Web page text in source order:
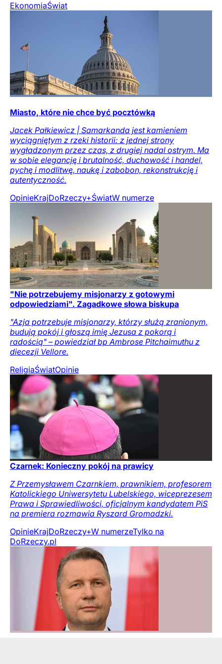
EkonomiaŚwiat
Miasto, które nie chce być pocztówką
Jacek Pałkiewicz | Samarkanda jest kamieniem
wyciągniętym z rzeki historii: z jednej strony
wygładzonym przez czas, z drugiej nadal ostrym. Ma
w sobie elegancję i brutalność, duchowość i handel,
pychę i modlitwę, naukę i zabobon, rekonstrukcję i
autentyczność.
OpinieKrajDoRzeczy+ŚwiatW numerze
"Nie potrzebujemy misjonarzy z gotowymi
odpowiedziami". Zagadkowe słowa biskupa
"Azja potrzebuje misjonarzy, którzy służą zranionym,
budują pokój i głoszą imię Jezusa z pokorą i
radością" – powiedział bp Ambrose Pitchaimuthu z
diecezji Vellore.
ReligiaŚwiatOpinie
Czarnek: Konieczny pokój na prawicy
Z Przemysławem Czarnkiem, prawnikiem, profesorem
Katolickiego Uniwersytetu Lubelskiego, wiceprezesem
Prawa i Sprawiedliwości, oficjalnym kandydatem PiS
na premiera rozmawia Ryszard Gromadzki.
OpinieKrajDoRzeczy+W numerzeTylko na
DoRzeczy.pl